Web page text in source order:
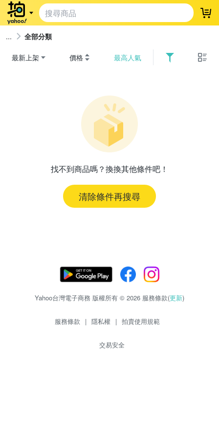
登
全部分類
最新上架 價格 最高人氣
找不到商品嗎？換換其他條件吧！
清除條件再搜尋
Yahoo台灣電子商務 版權所有 © 2026 服務條款(更新)
服務條款 | 隱私權 | 拍賣使用規範
交易安全